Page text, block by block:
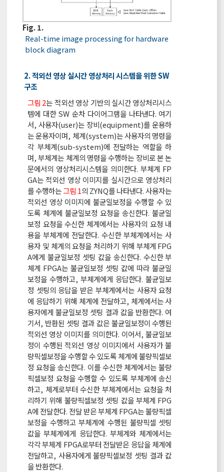
Fig. 1.
Real-time image processing for hardware
block diagram
2. 적외선 영상 실시간 영상처리 시스템을 위한 SW
구조
그림 2는 적외선 영상 기반의 실시간 영상처리시스
템에 대한 SW 순차 다이어그램을 나타낸다. 여기
서, 사용자(user)는 장비(equipment)를 운용하
는 운용자이며, 체계(system)는 사용자의 명령을
각 부체계(sub-system)에 전달하는 역할을 하
며, 부체계는 체계의 명령을 수행하는 장비로 본 논
문에서의 영상처리시스템을 의미한다. 부체계 FP
GA는 적외선 영상 이미지를 실시간으로 영상처리
를 수행하는그림 1의 ZYNQ를 나타낸다. 사용자는
적외선 영상 이미지에 불균일보정을 수행할 수 있
도록 체계에 불균일보정 요청을 송신한다. 불균일
보정 요청을 수신한 체계에서는 사용자의 요청 내
용을 부체계에 전달한다. 수신한 부체계에서는 사
용자 및 체계의 요청을 처리하기 위해 부체계 FPG
A에게 불균일보정 셋팅 값을 송신한다. 수신한 부
체계 FPGA는 불균일보정 셋팅 값에 따라 불균일
보정을 수행하고, 부체계에게 응답한다. 불균일보
정 셋팅의 응답을 받은 부체계에서는 사용자 요청
에 응답하기 위해 체계에 전달하고, 체계에서는 사
용자에게 불균일보정 셋팅 결과 값을 반환한다. 여
기서, 반환된 셋팅 결과 값은 불균일보정이 수행된
적외선 영상 이미지를 의미한다. 이어서, 불균일보
정이 수행된 적외선 영상 이미지에서 사용자가 불
량픽셀보정을 수행할 수 있도록 체계에 불량픽셀보
정 요청을 송신한다. 이를 수신한 체계에서는 불량
픽셀보정 요청을 수행할 수 있도록 부체계에 송신
하고, 체계로부터 수신한 부체계에서는 요청을 처
리하기 위해 불량픽셀보정 셋팅 값을 부체계 FPG
A에 전달한다. 전달 받은 부체계 FPGA는 불량픽셀
보정을 수행하고 부체계에 수행된 불량픽셀 셋팅
값을 부체계에게 응답한다. 부체계와 체계에서는
각각 부체계 FPGA로부터 전달받은 응답을 체계에
전달하고, 사용자에게 불량픽셀보정 셋팅 결과 값
을 반환한다.